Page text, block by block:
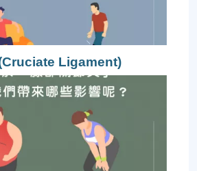
Ligament)